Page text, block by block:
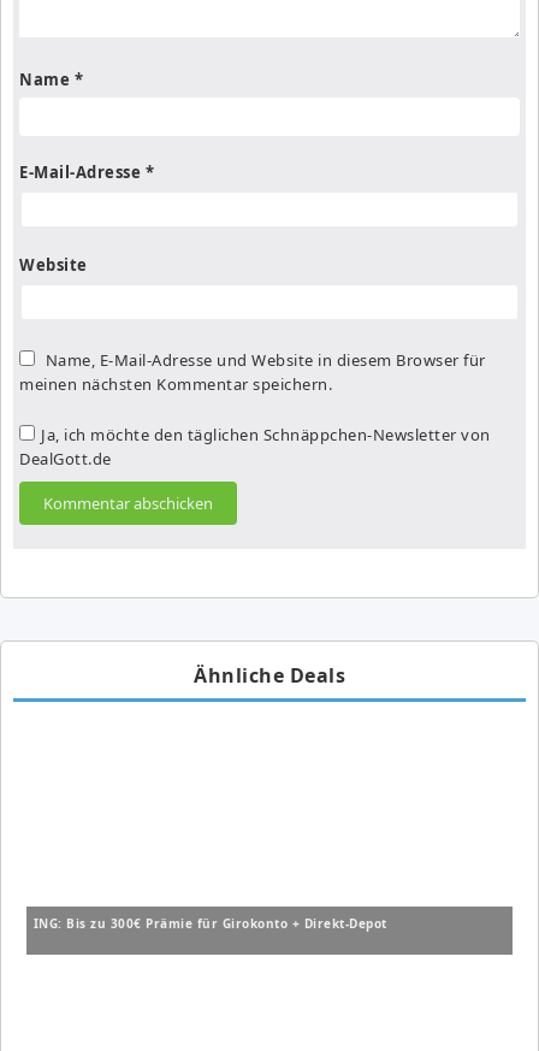
Name *
E-Mail-Adresse *
Website
Name, E-Mail-Adresse und Website in diesem Browser für
meinen nächsten Kommentar speichern.
Ja, ich möchte den täglichen Schnäppchen-Newsletter von
DealGott.de
Ähnliche Deals
ING: Bis zu 300€ Prämie für Girokonto + Direkt-Depot